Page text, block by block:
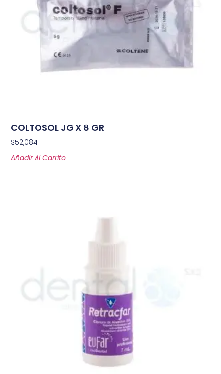
COLTOSOL JG X 8 GR
$52,084
Añadir Al Carrito